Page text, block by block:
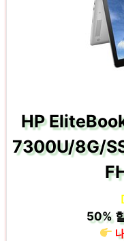
HP
7300U/8G/
[
50%